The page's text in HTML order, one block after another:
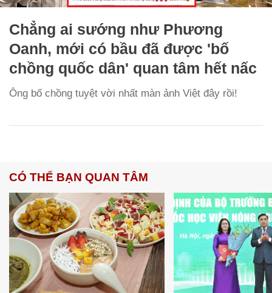
Chẳng ai sướng như Phương
Oanh, mới có bầu đã được 'bố
chồng quốc dân' quan tâm hết nấc
Ông bố chồng tuyệt vời nhất màn ảnh Việt đây rồi!
CÓ THỂ BẠN QUAN TÂM